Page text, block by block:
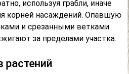
используя грабли, иначе
корней насаждений. Опавшую
и срезанными ветками
за пределами участка.
растений